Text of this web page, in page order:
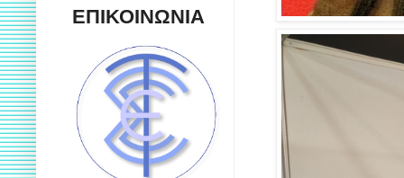
ΕΠΙΚΟΙΝΩΝΙΑ